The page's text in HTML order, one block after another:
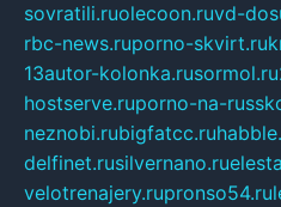
sovratili.ruolecoon.ruvd-
rbc-news.ruporno-skvirt.ru
13autor-kolonka.rusormol.ru
hostserve.ruporno-na-
neznobi.rubigfatcc.ru
delfinet.rusilvernano.ru
velotrenajery.rupronso54.ru